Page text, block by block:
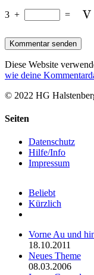
3 + =
Diese Website
wie deine
© 2022 HG
Toggle
Area
Seiten
Datenschutz
Hilfe/Info
Impressum
Beliebt
Kürzlich
Vorne Au und
18.10.2011
Neues Theme
08.03.2006